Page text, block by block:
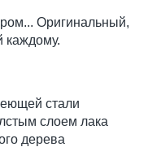
Оригинальный,
каждому.
стали
слоем лака
дерева